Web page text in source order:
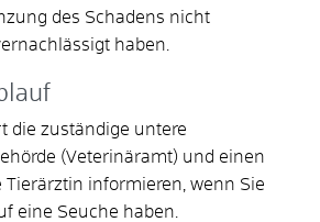
des Schadens nicht
haben.
die zuständige untere
(Veterinäramt) und einen
Tierärztin informieren, wenn Sie
eine Seuche haben.